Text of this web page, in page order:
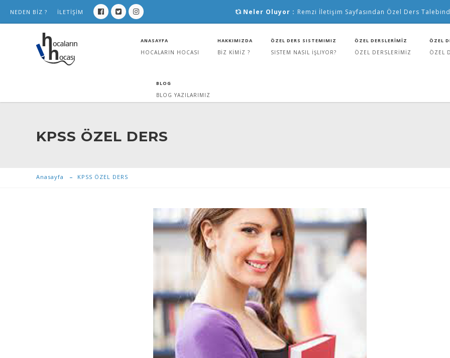
NEDEN BİZ ? İLETİŞİM Neler Oluyor : Remzi İletişim Sayfasından Özel Ders
ANASAYFA
HOCALARIN HOCASI
HAKKIMIZDA
BİZ KİMİZ ?
ÖZEL DERS SISTEMIMIZ
SISTEM NASIL İŞLIYOR?
ÖZEL DERSLERİMİZ
ÖZEL DERSLERİMİZ
ÖZEL
ÖZEL
BLOG
BLOG YAZILARIMIZ
KPSS ÖZEL DERS
Anasayfa KPSS ÖZEL DERS